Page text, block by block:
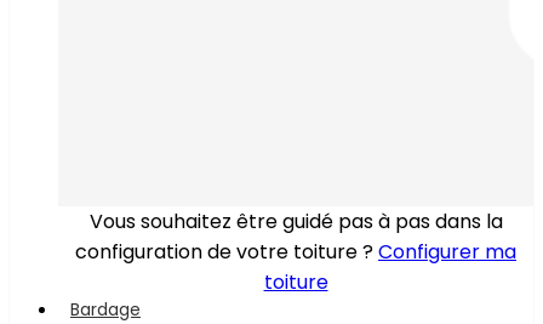
Vous souhaitez être guidé pas à pas dans la
configuration de votre toiture ?Configurer ma
toiture
Bardage